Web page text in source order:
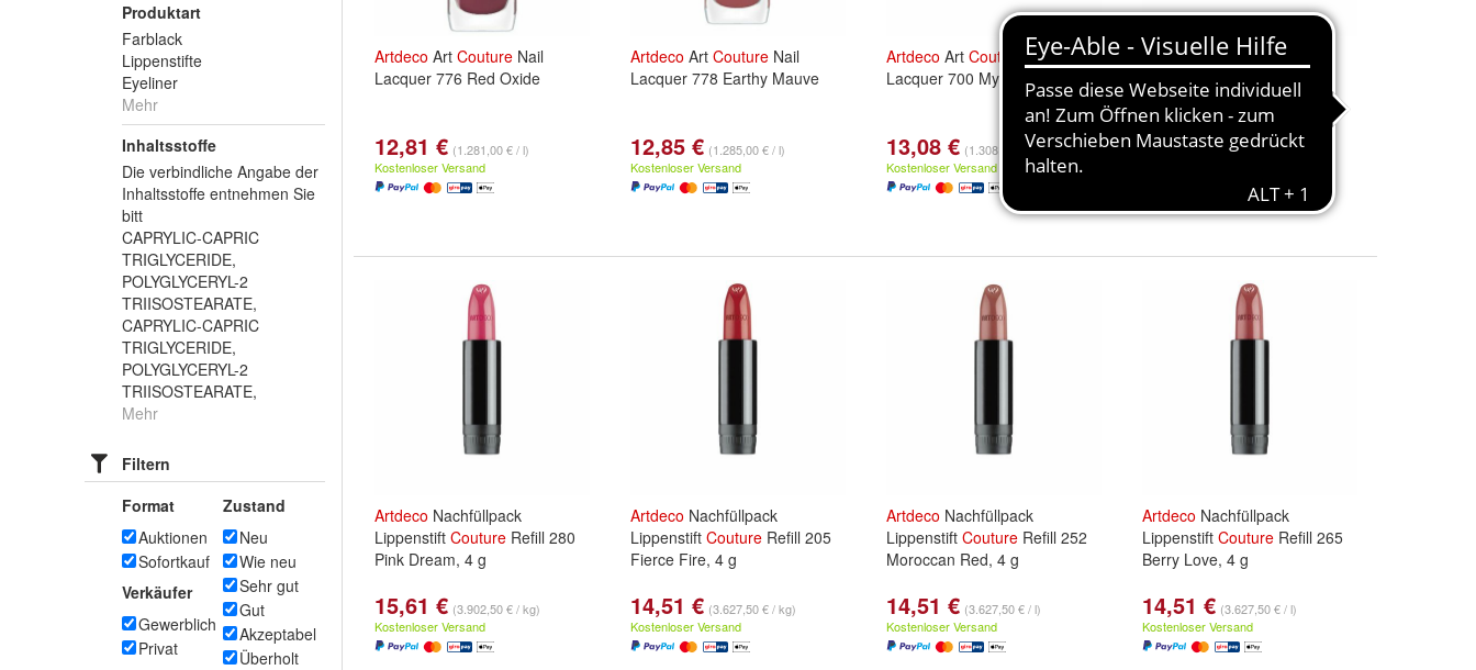
Produktart
Farblack
Lippenstifte
Eyeliner
Mehr
Inhaltsstoffe
Die verbindliche Angabe der
Inhaltsstoffe entnehmen Sie
bitt
CAPRYLIC-CAPRIC
TRIGLYCERIDE,
POLYGLYCERYL-2
TRIISOSTEARATE,
CAPRYLIC-CAPRIC
TRIGLYCERIDE,
POLYGLYCERYL-2
TRIISOSTEARATE,
Mehr
Filtern
Format
Auktionen
Sofortkauf
Verkäufer
Gewerblich
Privat
Zustand
Neu
Wie neu
Sehr gut
Gut
Akzeptabel
Überholt
Artdeco Art Couture Nail
Lacquer 776 Red Oxide
12,81 € (1.281,00 € / l)
Kostenloser Versand
Artdeco Art Couture Nail
Lacquer 778 Earthy Mauve
12,85 € (1.285,00 € / l)
Kostenloser Versand
Artdeco Art Couture Nail
Lacquer 700 Mystical Heart
13,08 € (1.308,00 € / l)
Kostenloser Versand
ArtdecoArtCoutureNail
Lacquer 673 Red Volcano
12,96 € (1.296,00 € / l)
Artdeco Nachfüllpack
Lippenstift Couture Refill 280
Pink Dream, 4 g
15,61 € (3.902,50 € / kg)
Kostenloser Versand
Artdeco Nachfüllpack
Lippenstift Couture Refill 205
Fierce Fire, 4 g
14,51 € (3.627,50 € / kg)
Kostenloser Versand
Artdeco Nachfüllpack
Lippenstift Couture Refill 252
Moroccan Red, 4 g
14,51 € (3.627,50 € / l)
Kostenloser Versand
Artdeco Nachfüllpack
Lippenstift Couture Refill 265
Berry Love, 4 g
14,51 € (3.627,50 € / l)
Kostenloser Versand